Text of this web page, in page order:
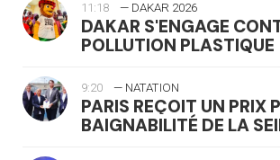
11:18 — DAKAR 2026
DAKAR S'ENGAGE
POLLUTION PLASTIQUE
9:20 — NATATION
PARIS REÇOIT UN PRIX
BAIGNABILITÉ DE LA